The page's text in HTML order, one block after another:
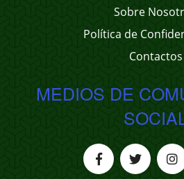
Sobre
Política de
Contactos
MEDIOS DE